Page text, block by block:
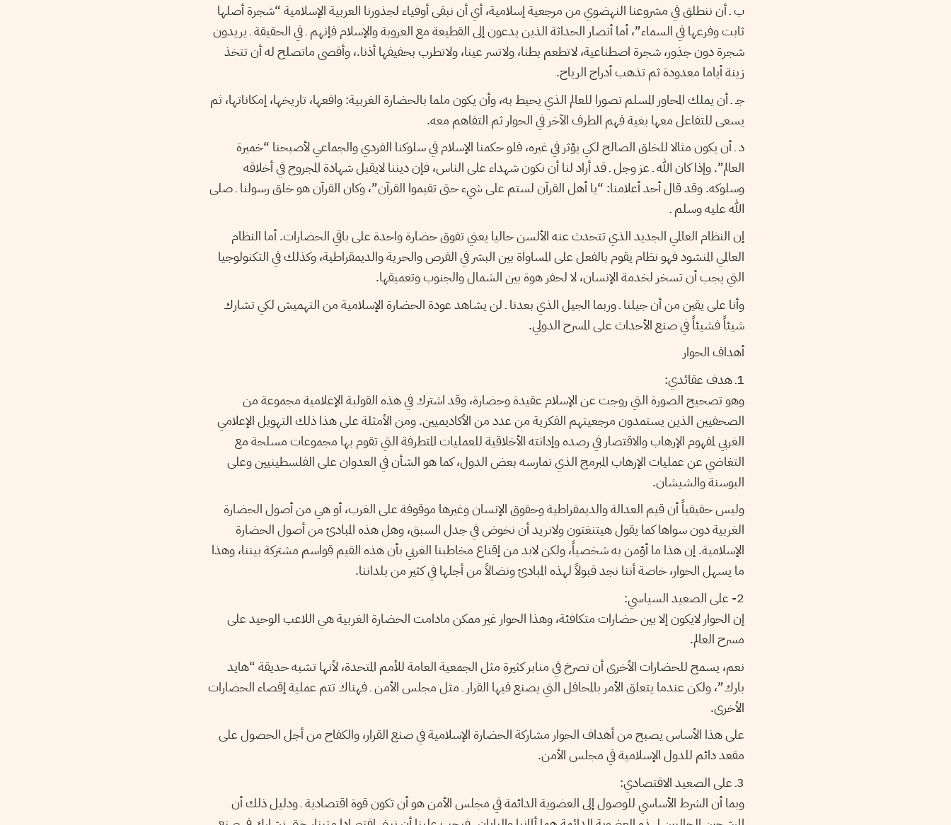
ب ـ أن ننطلق في مشروعنا النهضوي من مرجعية إسلامية، أي أن نبقى أوفياء لجذورنا العربية الإسلامية “شجرة أصلها
ثابت وفرعها في السماء”، أما أنصار الحداثة الذين يدعون إلى القطيعة مع العروبة والإسلام فإنهم ـ في الحقيقة ـ يريدون
شجرة دون جذور، شجرة اصطناعية، لاتطعم بطنا، ولاتسر عينا، ولاتطرب بحفيفها أذنا.، وأقصى ماتصلح له أن تتخذ
زينة أياما معدودة ثم تذهب أدراج الرياح.
جـ ـ أن يملك المحاور المسلم تصورا للعالم الذي يحيط به، وأن يكون ملما بالحضارة الغربية: واقعها، تاريخها، إمكاناتها، ثم
يسعى للتفاعل معها بغية فهم الطرف الآخر في الحوار ثم التفاهم معه.
د ـ أن يكون مثالا للخلق الصالح لكي يؤثر في غيره، فلو حكمنا الإسلام في سلوكنا الفردي والجماعي لأصبحنا “خميرة
العالم”. وإذا كان الله ـ عز وجل ـ قد أراد لنا أن نكون شهداء على الناس، فإن ديننا لايقبل شهادة المجروح في أخلاقه
وسلوكه. وقد قال أحد أعلامنا: “يا أهل القرآن لستم على شيء حتى تقيموا القرآن”، وكان القرآن هو خلق رسولنا ـ صلى
الله عليه وسلم ـ
إن النظام العالمي الجديد الذي تتحدث عنه الألسن حاليا يعني تفوق حضارة واحدة على باقي الحضارات. أما النظام
العالمي المنشود فهو نظام يقوم بالفعل على المساواة بين البشر في الفرص والحرية والديمقراطية، وكذلك في التكنولوجيا
التي يجب أن تسخر لخدمة الإنسان، لا لحفر هوة بين الشمال والجنوب وتعميقها.
وأنا على يقين من أن جيلنا ـ وربما الجيل الذي بعدنا ـ لن يشاهد عودة الحضارة الإسلامية من التهميش لكي تشارك
شيئاً فشيئاً في صنع الأحداث على المسرح الدولي.
أهداف الحوار
1ـ هدف عقائدي:
وهو تصحيح الصورة التي روجت عن الإسلام عقيدة وحضارة، وقد اشترك في هذه القولبة الإعلامية مجموعة من
الصحفيين الذين يستمدون مرجعيتهم الفكرية من عدد من الأكاديميين. ومن الأمثلة على هذا ذلك التهويل الإعلامي
الغربي لمفهوم الإرهاب والاقتصار في رصده وإدانته الأخلاقية للعمليات المتطرفة التي تقوم بها مجموعات مسلحة مع
التغاضي عن عمليات الإرهاب المبرمج الذي تمارسه بعض الدول، كما هو الشأن في العدوان على الفلسطينيين وعلى
البوسنة والشيشان.
وليس حقيقياً أن قيم العدالة والديمقراطية وحقوق الإنسان وغيرها موقوفة على الغرب، أو هي من أصول الحضارة
الغربية دون سواها كما يقول هيتنغتون ولانريد أن نخوض في جدل السبق، وهل هذه المبادئ من أصول الحضارة
الإسلامية. إن هذا ما أؤمن به شخصياً، ولكن لابد من إقناع مخاطبنا الغربي بأن هذه القيم قواسم مشتركة بيننا، وهذا
ما يسهل الحوار، خاصة أننا نجد قبولاً لهذه المبادئ ونضالاً من أجلها في كثير من بلداننا.
2- على الصعيد السياسي:
إن الحوار لايكون إلا بين حضارات متكافئة، وهذا الحوار غير ممكن مادامت الحضارة الغربية هي اللاعب الوحيد على
مسرح العالم.
نعم، يسمح للحضارات الأخرى أن تصرخ في منابر كثيرة مثل الجمعية العامة للأمم المتحدة، لأنها تشبه حديقة “هايد
بارك”، ولكن عندما يتعلق الأمر بالمحافل التي يصنع فيها القرار ـ مثل مجلس الأمن ـ فهناك تتم عملية إقصاء الحضارات
الأخرى.
على هذا الأساس يصبح من أهداف الحوار مشاركة الحضارة الإسلامية في صنع القرار، والكفاح من أجل الحصول على
مقعد دائم للدول الإسلامية في مجلس الأمن.
3ـ على الصعيد الاقتصادي:
وبما أن الشرط الأساسي للوصول إلى العضوية الدائمة في مجلس الأمن هو أن تكون قوة اقتصادية ـ ودليل ذلك أن